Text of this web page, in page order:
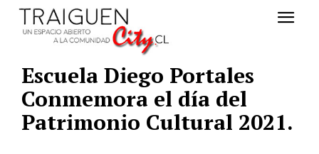
Escuela Diego Portales
Conmemora el día del
Patrimonio Cultural 2021.